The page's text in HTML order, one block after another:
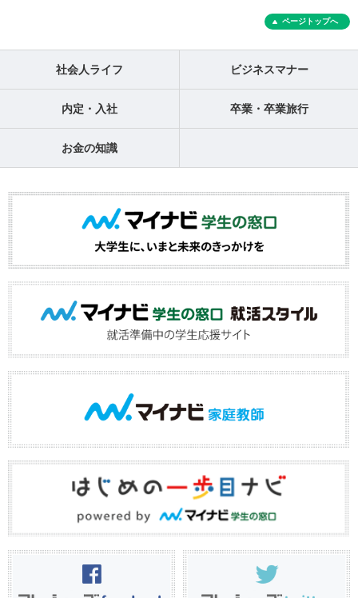
ページトップへ
社会人ライフ ビジネスマナー
内定・入社 卒業・卒業旅行
お金の知識